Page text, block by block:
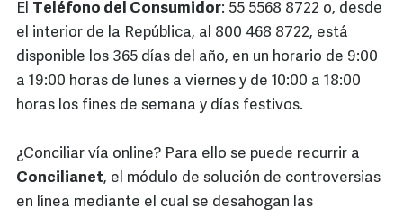
El Teléfono del Consumidor: 55 5568 8722 o, desde
el interior de la República, al 800 468 8722, está
disponible los 365 días del año, en un horario de 9:00
a 19:00 horas de lunes a viernes y de 10:00 a 18:00
horas los fines de semana y días festivos.
¿Conciliar vía online? Para ello se puede recurrir a
Concilianet, el módulo de solución de controversias
en línea mediante el cual se desahogan las